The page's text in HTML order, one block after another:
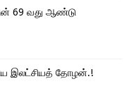
69 வது ஆண்டு
இலட்சியத் தோழன்.!